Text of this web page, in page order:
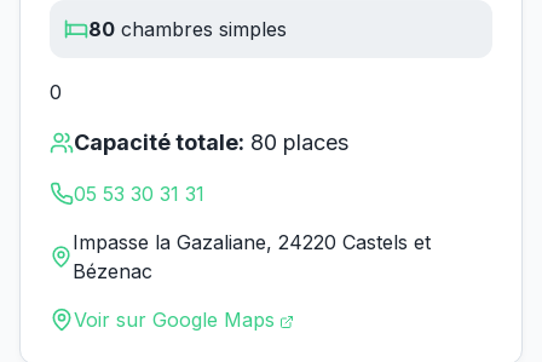
80 chambres simples
0
Capacité totale: 80 places
05 53 30 31 31
Impasse la Gazaliane, 24220 Castels et
Bézenac
Voir sur Google Maps